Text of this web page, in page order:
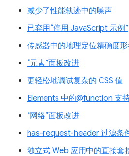
减少了性能轨迹中的噪声
已弃用“停用 JavaScript 示例”
传感器中的地理定位精确度形
“元素”面板改进
更轻松地调试复杂的 CSS 值
Elements 中的@function 支
“网络”面板改进
has-request-header 过滤条
独立式 Web 应用中的直接套